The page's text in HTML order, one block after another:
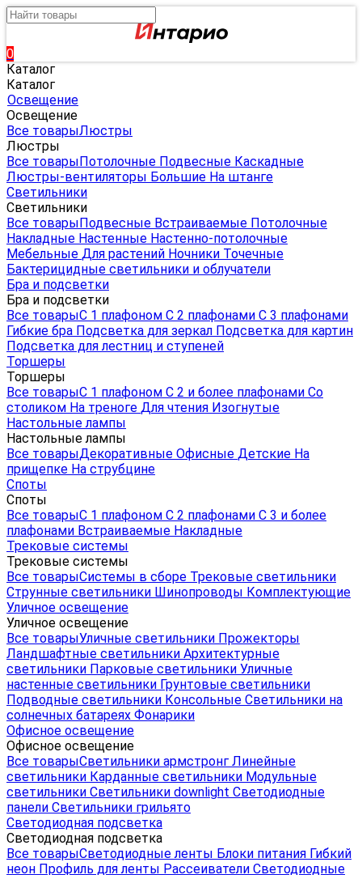
0
Каталог
Каталог
Освещение
Освещение
Все товарыЛюстры
Люстры
Все товарыПотолочные Подвесные Каскадные
Люстры-вентиляторы Большие На штанге
Светильники
Светильники
Все товарыПодвесные Встраиваемые Потолочные
Накладные Настенные Настенно-потолочные
Мебельные Для растений Ночники Точечные
Бактерицидные светильники и облучатели
Бра и подсветки
Бра и подсветки
Все товарыС 1 плафоном С 2 плафонами С 3 плафонами
Гибкие бра Подсветка для зеркал Подсветка для картин
Подсветка для лестниц и ступеней
Торшеры
Торшеры
Все товарыС 1 плафоном С 2 и более плафонами Со
столиком На треноге Для чтения Изогнутые
Настольные лампы
Настольные лампы
Все товарыДекоративные Офисные Детские На
прищепке На струбцине
Споты
Споты
Все товарыС 1 плафоном С 2 плафонами С 3 и более
плафонами Встраиваемые Накладные
Трековые системы
Трековые системы
Все товарыСистемы в сборе Трековые светильники
Струнные светильники Шинопроводы Комплектующие
Уличное освещение
Уличное освещение
Все товарыУличные светильники Прожекторы
Ландшафтные светильники Архитектурные
светильники Парковые светильники Уличные
настенные светильники Грунтовые светильники
Подводные светильники Консольные Светильники на
солнечных батареях Фонарики
Офисное освещение
Офисное освещение
Все товарыСветильники армстронг Линейные
светильники Карданные светильники Модульные
светильники Светильники downlight Светодиодные
панели Светильники грильято
Светодиодная подсветка
Светодиодная подсветка
Все товарыСветодиодные ленты Блоки питания Гибкий
неон Профиль для ленты Рассеиватели Светодиодные